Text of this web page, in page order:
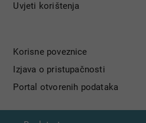
Uvjeti korištenja
Korisne poveznice
Izjava o pristupačnosti
Portal otvorenih podataka